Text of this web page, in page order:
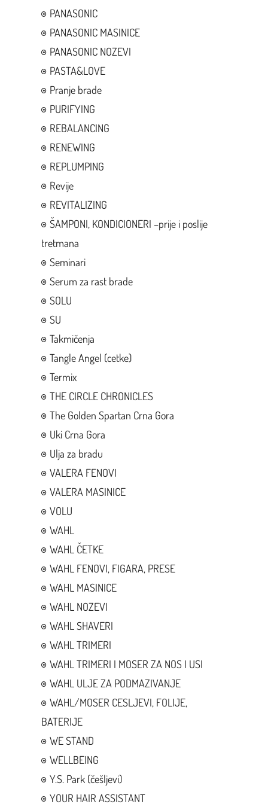
PANASONIC
PANASONIC MASINICE
PANASONIC NOZEVI
PASTA&LOVE
Pranje brade
PURIFYING
REBALANCING
RENEWING
REPLUMPING
Revije
REVITALIZING
ŠAMPONI, KONDICIONERI –prije i poslije
tretmana
Seminari
Serum za rast brade
SOLU
SU
Takmičenja
Tangle Angel (cetke)
Termix
THE CIRCLE CHRONICLES
The Golden Spartan Crna Gora
Uki Crna Gora
Ulja za bradu
VALERA FENOVI
VALERA MASINICE
VOLU
WAHL
WAHL ČETKE
WAHL FENOVI, FIGARA, PRESE
WAHL MASINICE
WAHL NOZEVI
WAHL SHAVERI
WAHL TRIMERI
WAHL TRIMERI I MOSER ZA NOS I USI
WAHL ULJE ZA PODMAZIVANJE
WAHL/MOSER CESLJEVI, FOLIJE,
BATERIJE
WE STAND
WELLBEING
Y.S. Park (češljevi)
YOUR HAIR ASSISTANT